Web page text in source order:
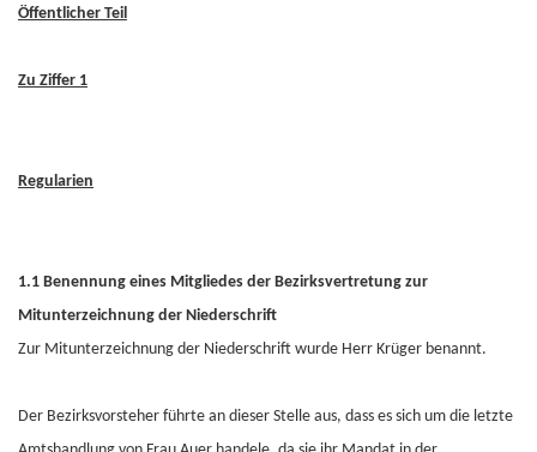
Öffentlicher Teil
Zu Ziffer 1
Regularien
1.1 Benennung eines Mitgliedes der Bezirksvertretung zur
Mitunterzeichnung der Niederschrift
Zur Mitunterzeichnung der Niederschrift wurde Herr Krüger benannt.
Der Bezirksvorsteher führte an dieser Stelle aus, dass es sich um die letzte